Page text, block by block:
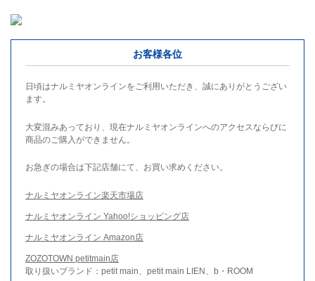
お客様各位
日頃はナルミヤオンラインをご利用いただき、誠にありがとうござい
ます。
大変混みあっており、現在ナルミヤオンラインへのアクセスならびに
商品のご購入ができません。
お急ぎの場合は下記店舗にて、お買い求めください。
ナルミヤオンライン楽天市場店
ナルミヤオンライン Yahoo!ショッピング店
ナルミヤオンライン Amazon店
ZOZOTOWN petitmain店
取り扱いブランド：petit main、petit main LIEN、b・ROOM